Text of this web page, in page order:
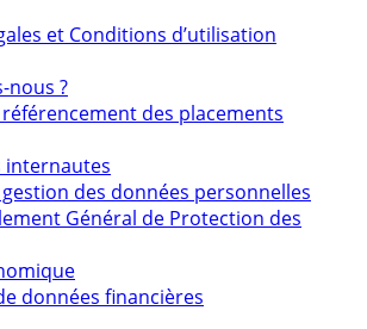
et Conditions d’utilisation
?
des placements
internautes
des données personnelles
Général de Protection des